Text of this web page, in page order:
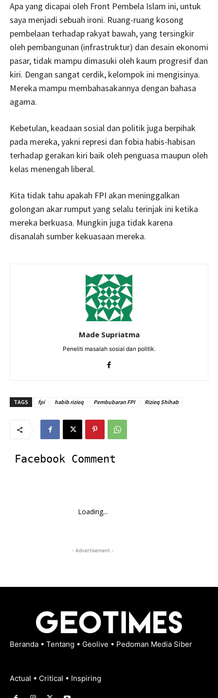
Apa yang dicapai oleh Front Pembela Islam ini, untuk
saya menjadi sebuah ironi. Ruang-ruang kosong
pembelaan terhadap rakyat bawah, yang tersingkir
oleh pembangunan (infrastruktur) dan desain ekonomi
pasar, tidak mampu dimasuki oleh kaum progresif dan
kiri. Dengan sangat cerdik, kelompok ini mengisinya.
Mereka mampu membahasakannya dengan bahasa
agama.
Kebetulan, keadaan sosial dan politik juga berpihak
pada mereka, yakni represi dan fobia habis-habisan
terhadap gerakan kiri baik oleh penguasa maupun oleh
kelas menengah liberal.
Kita tidak tahu apakah FPI akan meninggalkan
golongan akar rumput yang selalu terinjak ini ketika
mereka berkuasa. Mungkin juga tidak karena
disanalah sumber kekuasaan mereka.
Made Supriatma
Peneliti masalah sosial dan politik.
TAGS fpi habib rizieq Pembubaran FPI Rizieq Shihab
Facebook Comment
Loading...
- Advertisement -
Beranda • Tentang • Geolive • Pedoman Media Siber
Actual • Critical • Inspiring